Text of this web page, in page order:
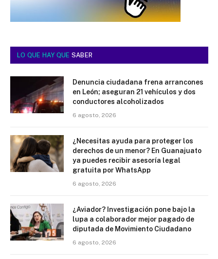
LO QUE HAY QUE SABER
Denuncia ciudadana frena arrancones
en León; aseguran 21 vehículos y dos
conductores alcoholizados
6 agosto, 2026
¿Necesitas ayuda para proteger los
derechos de un menor? En Guanajuato
ya puedes recibir asesoría legal
gratuita por WhatsApp
6 agosto, 2026
¿Aviador? Investigación pone bajo la
lupa a colaborador mejor pagado de
diputada de Movimiento Ciudadano
6 agosto, 2026